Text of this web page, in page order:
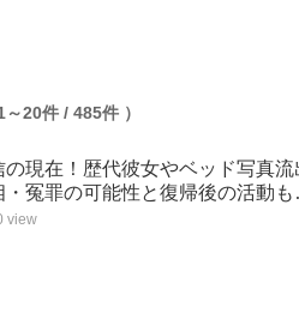
20件 / 485件 ）
の現在！歴代彼女やベッド写真流
・冤罪の可能性と復帰後の活動
view